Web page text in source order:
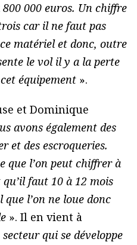
800 000 euros. Un chiffre
car il ne faut pas
matériel et donc, outre
le vol il y a la perte
équipement ».
et Dominique
avons également des
et des escroqueries.
que l’on peut chiffrer à
faut 10 à 12 mois
l’on ne loue donc
». Il en vient à
secteur qui se développe